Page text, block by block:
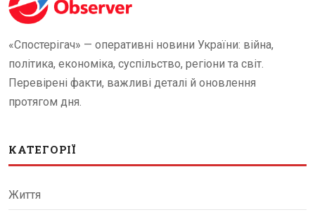
«Спостерігач» — оперативні новини України: війна,
політика, економіка, суспільство, регіони та світ.
Перевірені факти, важливі деталі й оновлення
протягом дня.
КАТЕГОРІЇ
Життя